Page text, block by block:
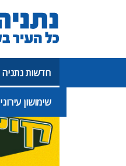
חדשות נתניה
שימושון עירוני
פרסומת